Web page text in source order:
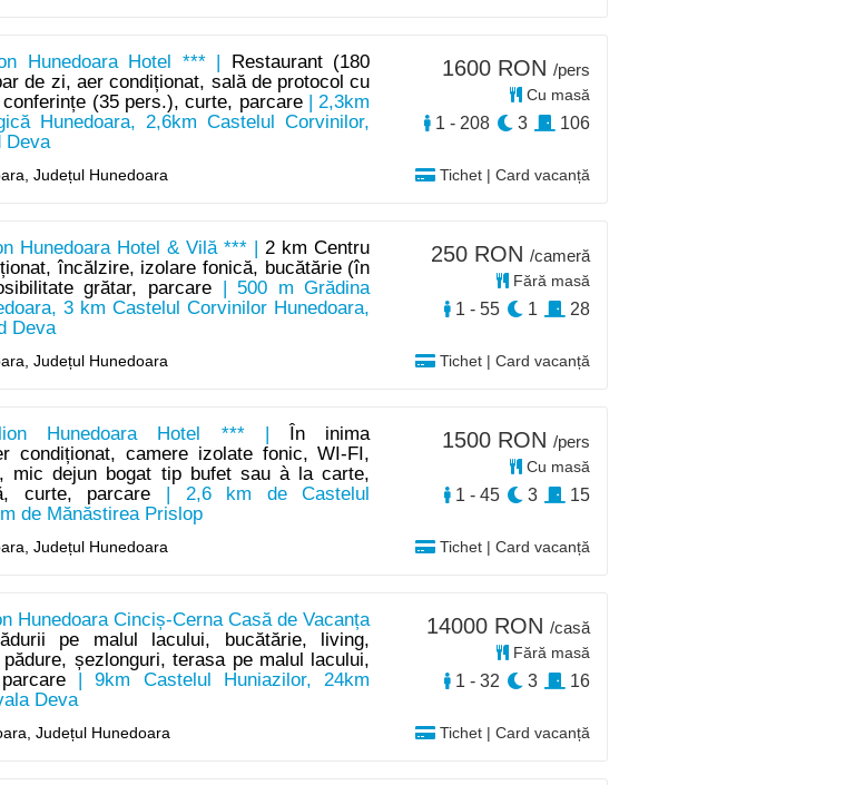
Hunedoara Hotel *** |
Restaurant (180
de zi, aer condiționat, sală de protocol cu
(35 pers.), curte, parcare| 2,3km
Hunedoara, 2,6km Castelul Corvinilor,
Deva
Județul Hunedoara Tichet | Card vacanță
1600 RON /pers
Cu masă
1 - 208 3 106
Hunedoara Hotel & Vilă *** |2 km Centru
încălzire, izolare fonică, bucătărie (în
grătar, parcare| 500 m Grădina
3 km Castelul Corvinilor Hunedoara,
Deva
Județul Hunedoara Tichet | Card vacanță
250 RON /cameră
Fără masă
1 - 55 1 28
Hunedoara Hotel *** |
În inima
condiționat, camere izolate fonic, WI-FI,
mic dejun bogat tip bufet sau à la carte,
curte, parcare | 2,6 km de Castelul
de Mănăstirea Prislop
Județul Hunedoara Tichet | Card vacanță
1500 RON /pers
Cu masă
1 - 45 3 15
Hunedoara Cinciș-Cerna Casă de Vacanța
pe malul lacului, bucătărie, living,
șezlonguri, terasa pe malul lacului,
| 9km Castelul Huniazilor, 24km
Deva
Județul Hunedoara Tichet | Card vacanță
14000 RON /casă
Fără masă
1 - 32 3 16